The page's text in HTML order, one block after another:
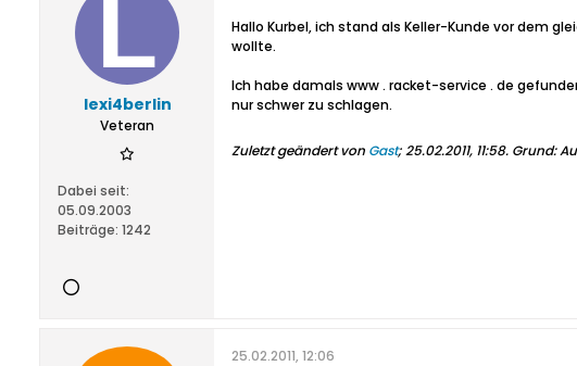
lexi4berlin
Veteran
Dabei seit:
05.09.2003
Beiträge: 1242
Hallo Kurbel, ich stand als Keller-Kunde vor dem
wollte.
Ich habe damals www . racket-service . de
nur schwer zu schlagen.
Zuletzt geändert von Gast;25.02.2011, 11:58. Grund:
25.02.2011, 12:06